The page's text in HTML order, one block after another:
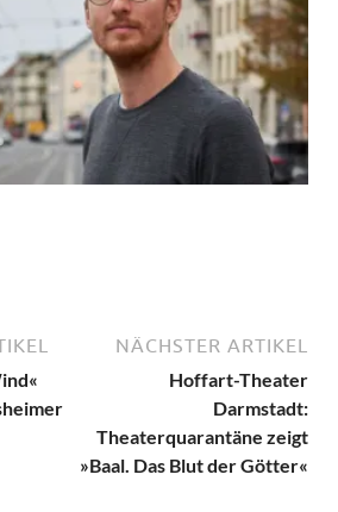
NÄCHSTER ARTIKEL
Hoffart-Theater
Darmstadt:
Theaterquarantäne zeigt
»Baal. Das Blut der Götter«